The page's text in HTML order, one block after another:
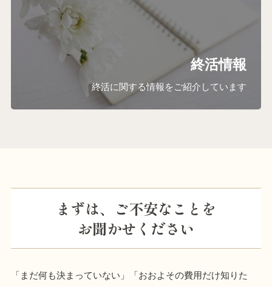
終活情報
終活に関する情報をご紹介しています
まずは、ご不安なことを
お聞かせください
「まだ何も決まっていない」「おおよその費用だけ知りた